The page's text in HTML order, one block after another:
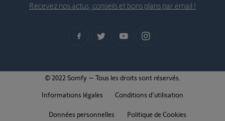
Recevez nos actus, conseils et bons plans par email !
© 2022 Somfy – Tous les droits sont réservés.
Informations légales
Conditions d'utilisation
Données personnelles Politique de Cookies